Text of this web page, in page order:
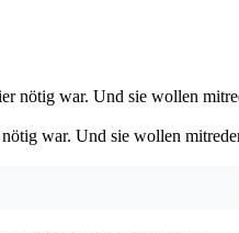
war. Und sie wollen